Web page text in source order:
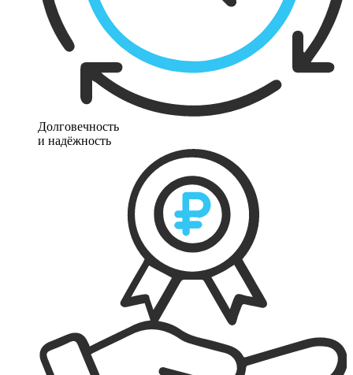
Долговечность
и надёжность